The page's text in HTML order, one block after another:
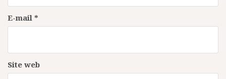
c
e
E-mail *
Site web